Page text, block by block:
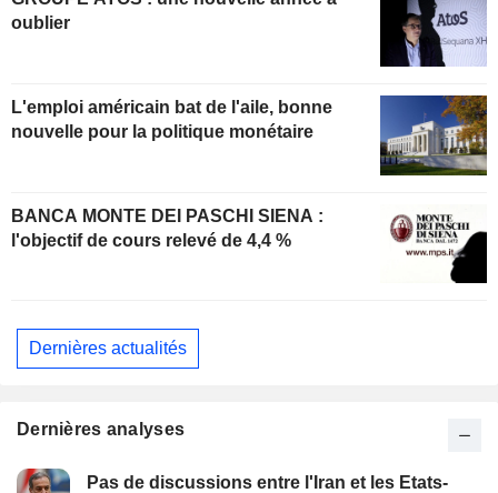
oublier
L'emploi américain bat de l'aile, bonne
nouvelle pour la politique monétaire
BANCA MONTE DEI PASCHI SIENA :
l'objectif de cours relevé de 4,4 %
Dernières actualités
Dernières analyses
Pas de discussions entre l'Iran et les Etats-